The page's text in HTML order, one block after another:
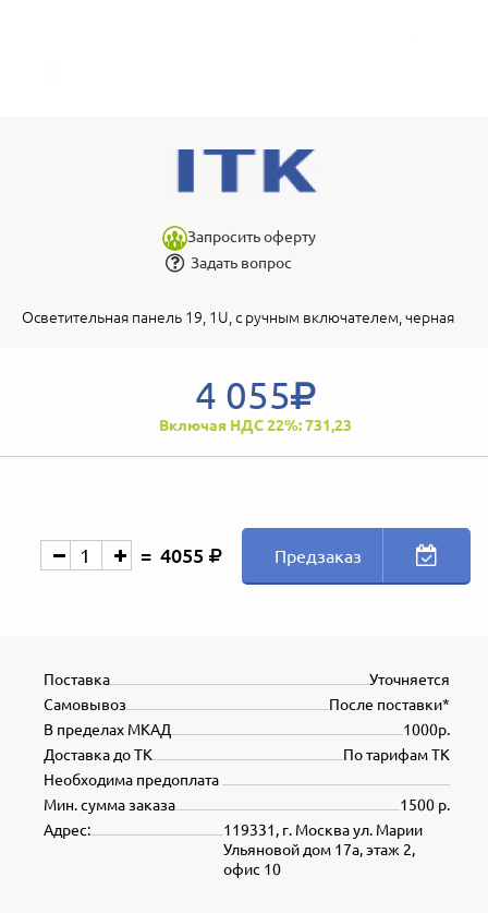
Запросить оферту
Задать вопрос
Осветительная панель 19, 1U, с ручным включателем, черная
4 055
Включая НДС 22%: 731,23
4055 Предзаказ
Уточняется
Поставка
После поставки*
Самовывоз
1000р.
В пределах МКАД
По тарифам ТК
Доставка до ТК
Необходима предоплата
1500 р.
Мин. сумма заказа
119331, г. Москва ул. Марии
Ульяновой дом 17а, этаж 2,
офис 10
Адрес: